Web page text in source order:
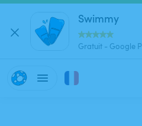
Swimmy
Gratuit - Google